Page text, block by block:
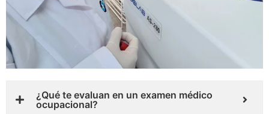
¿Qué te evaluan en un examen médico
ocupacional?